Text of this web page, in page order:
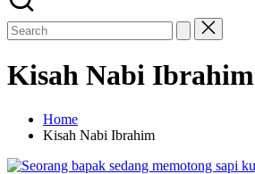
Kisah Nabi Ibrahim
Home
Kisah Nabi Ibrahim